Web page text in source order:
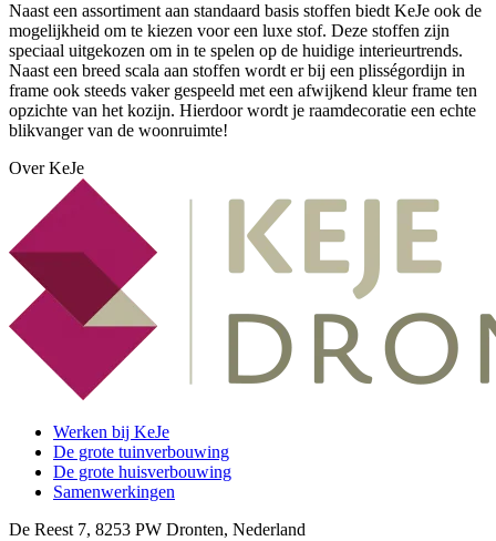
Naast een assortiment aan standaard basis stoffen biedt KeJe ook de
mogelijkheid om te kiezen voor een luxe stof. Deze stoffen zijn
speciaal uitgekozen om in te spelen op de huidige interieurtrends.
Naast een breed scala aan stoffen wordt er bij een plisségordijn in
frame ook steeds vaker gespeeld met een afwijkend kleur frame ten
opzichte van het kozijn. Hierdoor wordt je raamdecoratie een echte
blikvanger van de woonruimte!
Over KeJe
Werken bij KeJe
De grote tuinverbouwing
De grote huisverbouwing
Samenwerkingen
De Reest 7, 8253 PW Dronten, Nederland